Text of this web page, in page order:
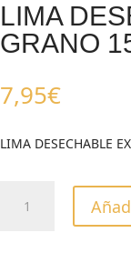
LIMA
GRANO
7,95€
LIMA DESECHABLE
DESECHABLE